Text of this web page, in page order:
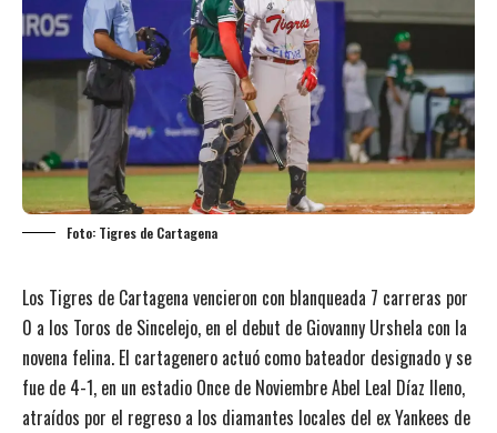
Foto: Tigres de Cartagena
Los Tigres de Cartagena vencieron con blanqueada 7 carreras por
0 a los Toros de Sincelejo, en el debut de Giovanny Urshela con la
novena felina. El cartagenero actuó como bateador designado y se
fue de 4-1, en un estadio Once de Noviembre Abel Leal Díaz lleno,
atraídos por el regreso a los diamantes locales del ex Yankees de